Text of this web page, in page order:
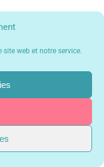
web et notre service.